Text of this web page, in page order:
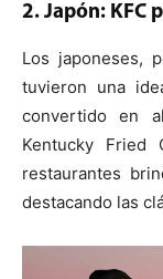
2. Japón: KFC
Los japoneses,
tuvieron una
convertido en
Kentucky Fried
restaurantes
destacando las